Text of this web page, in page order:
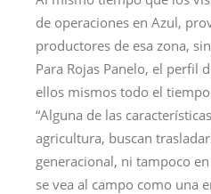
de operaciones en Azul,
productores de esa zona,
Para Rojas Panelo, el perfil
ellos mismos todo el
“Alguna de las
agricultura, buscan
generacional, ni tampoco
se vea al campo como una